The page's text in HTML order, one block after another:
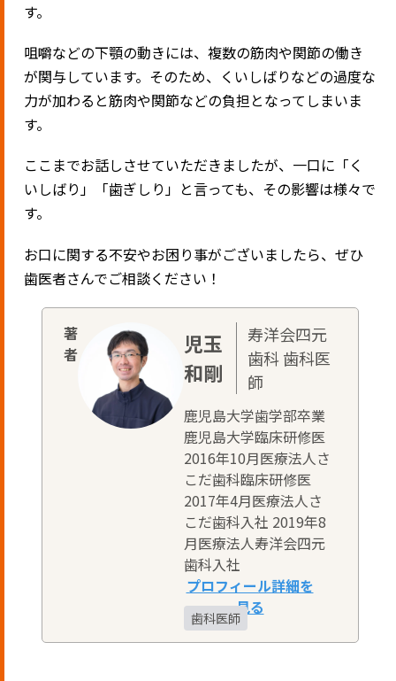
す。
咀嚼などの下顎の動きには、複数の筋肉や関節の働き
が関与しています。そのため、くいしばりなどの過度な
力が加わると筋肉や関節などの負担となってしまいま
す。
ここまでお話しさせていただきましたが、一口に「く
いしばり」「歯ぎしり」と言っても、その影響は様々で
す。
お口に関する不安やお困り事がございましたら、ぜひ
歯医者さんでご相談ください！
児玉
和剛
寿洋会四元
歯科 歯科医
師
鹿児島大学歯学部卒業
鹿児島大学臨床研修医
2016年10月医療法人さ
こだ歯科臨床研修医
2017年4月医療法人さ
こだ歯科入社 2019年8
月医療法人寿洋会四元
歯科入社
歯科医師